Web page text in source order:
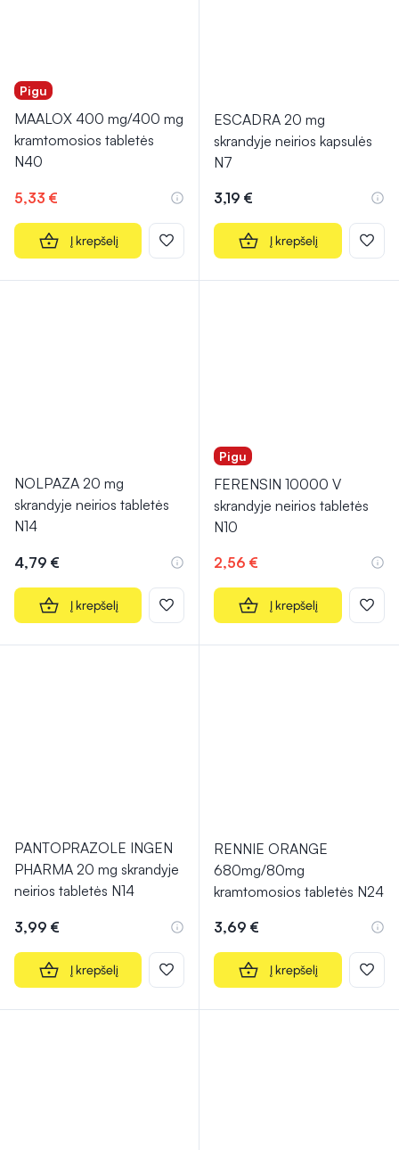
Pigu
MAALOX 400 mg/400 mg
kramtomosios tabletės
N40
5,33 €
Į krepšelį
ESCADRA 20 mg
skrandyje neirios kapsulės
N7
3,19 €
Į krepšelį
NOLPAZA 20 mg
skrandyje neirios tabletės
N14
4,79 €
Į krepšelį
Pigu
FERENSIN 10000 V
skrandyje neirios tabletės
N10
2,56 €
Į krepšelį
PANTOPRAZOLE INGEN
PHARMA 20 mg skrandyje
neirios tabletės N14
3,99 €
Į krepšelį
RENNIE ORANGE
680mg/80mg
kramtomosios tabletės N24
3,69 €
Į krepšelį